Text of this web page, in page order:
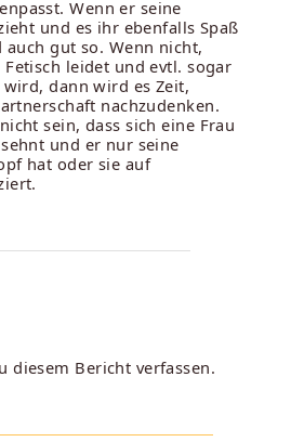
Wenn er seine
und es ihr ebenfalls Spaß
gut so. Wenn nicht,
leidet und evtl. sogar
dann wird es Zeit,
nachzudenken.
sein, dass sich eine Frau
und er nur seine
hat oder sie auf
diesem Bericht verfassen.